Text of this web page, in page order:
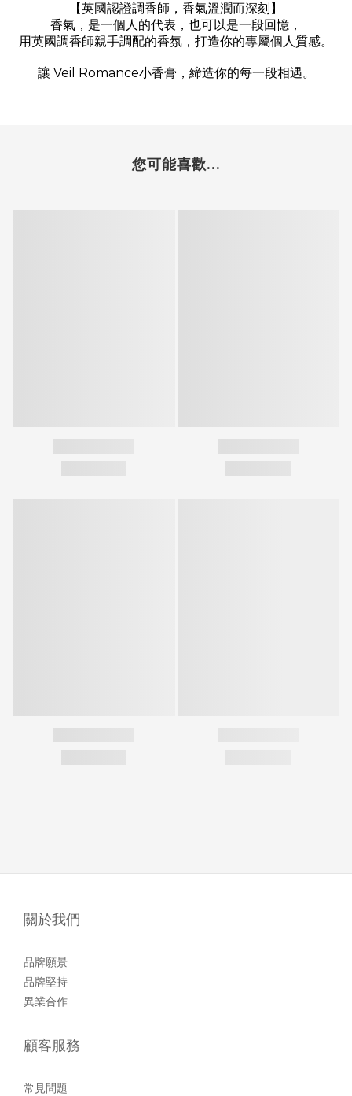
【英國認證調香師，香氣溫潤而深刻】
香氣，是一個人的代表，也可以是一段回憶，
用英國調香師親手調配的香氛，打造你的專屬個人質感。
讓 Veil Romance小香膏，締造你的每一段相遇。
您可能喜歡...
關於我們
品牌願景
品牌堅持
異業合作
顧客服務
常見問題